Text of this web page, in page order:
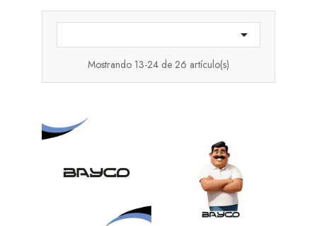

Mostrando 13-24 de 26 artículo(s)